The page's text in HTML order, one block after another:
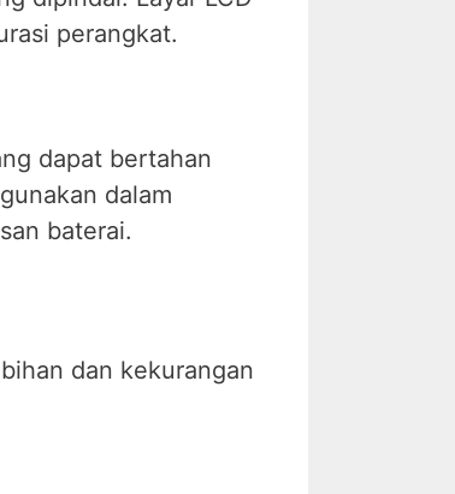
perangkat.
dapat bertahan
dalam
baterai.
dan kekurangan